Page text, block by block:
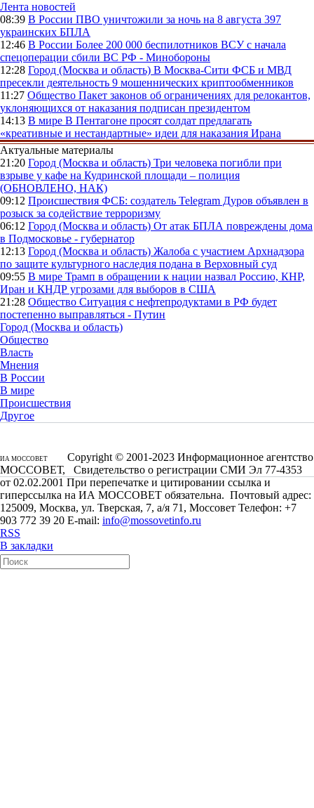
Лента новостей
08:39 В России ПВО уничтожили за ночь на 8 августа 397
украинских БПЛА
12:46 В России Более 200 000 беспилотников ВСУ с начала
спецоперации сбили ВС РФ - Минобороны
12:28 Город (Москва и область) В Москва-Сити ФСБ и МВД
пресекли деятельность 9 мошеннических криптообменников
11:27 Общество Пакет законов об ограничениях для релокантов,
уклоняющихся от наказания подписан президентом
14:13 В мире В Пентагоне просят солдат предлагать
«креативные и нестандартные» идеи для наказания Ирана
Актуальные материалы
21:20 Город (Москва и область) Три человека погибли при
взрыве у кафе на Кудринской площади – полиция
(ОБНОВЛЕНО, НАК)
09:12 Происшествия ФСБ: создатель Telegram Дуров объявлен в
розыск за содействие терроризму
06:12 Город (Москва и область) От атак БПЛА повреждены дома
в Подмосковье - губернатор
12:13 Город (Москва и область) Жалоба с участием Архнадзора
по защите культурного наследия подана в Верховный суд
09:55 В мире Трамп в обращении к нации назвал Россию, КНР,
Иран и КНДР угрозами для выборов в США
21:28 Общество Ситуация с нефтепродуктами в РФ будет
постепенно выправляться - Путин
Город (Москва и область)
Общество
Власть
Мнения
В России
В мире
Происшествия
Другое
ИА МОССОВЕТ
Copyright © 2001-2023 Информационное агентство
МОССОВЕТ, Свидетельство о регистрации СМИ Эл 77-4353
от 02.02.2001 При перепечатке и цитировании ссылка и
гиперссылка на ИА МОССОВЕТ обязательна. Почтовый адрес:
125009, Москва, ул. Тверская, 7, а/я 71, Моссовет Телефон: +7
903 772 39 20 E-mail: info@mossovetinfo.ru
RSS
В закладки